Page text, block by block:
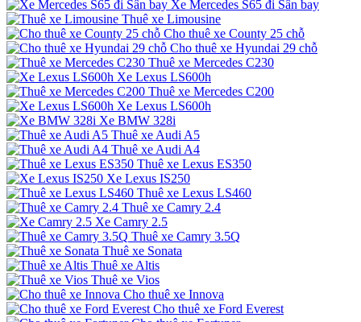
Xe Mercedes S65 đi Sân bay
Thuê xe Limousine
Cho thuê xe County 25 chỗ
Cho thuê xe Hyundai 29 chỗ
Thuê xe Mercedes C230
Xe Lexus LS600h
Thuê xe Mercedes C200
Xe Lexus LS600h
Xe BMW 328i
Thuê xe Audi A5
Thuê xe Audi A4
Thuê xe Lexus ES350
Xe Lexus IS250
Thuê xe Lexus LS460
Thuê xe Camry 2.4
Xe Camry 2.5
Thuê xe Camry 3.5Q
Thuê xe Sonata
Thuê xe Altis
Thuê xe Vios
Cho thuê xe Innova
Cho thuê xe Ford Everest